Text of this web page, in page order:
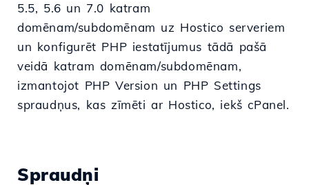
5.5, 5.6 un 7.0 katram
domēnam/subdomēnam uz Hostico serveriem
un konfigurēt PHP iestatījumus tādā pašā
veidā katram domēnam/subdomēnam,
izmantojot PHP Version un PHP Settings
spraudņus, kas zīmēti ar Hostico, iekš cPanel.
Spraudņi